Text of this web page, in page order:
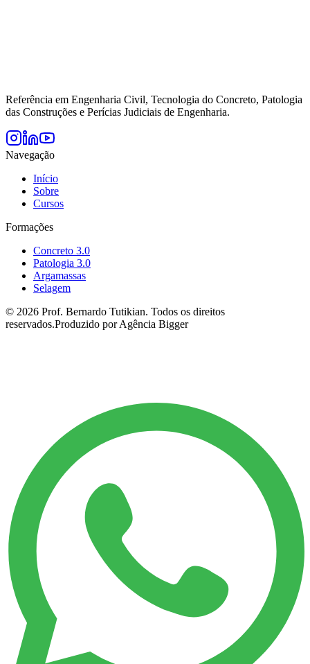
Referência em Engenharia Civil, Tecnologia do Concreto, Patologia
das Construções e Perícias Judiciais de Engenharia.
Navegação
Início
Sobre
Cursos
Formações
Concreto 3.0
Patologia 3.0
Argamassas
Selagem
© 2026 Prof. Bernardo Tutikian. Todos os direitos
reservados.Produzido por Agência Bigger